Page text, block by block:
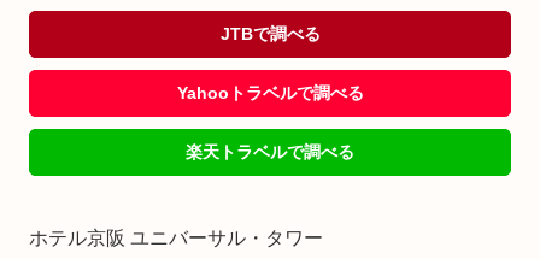
JTBで調べる
Yahooトラベルで調べる
楽天トラベルで調べる
ホテル京阪 ユニバーサル・タワー